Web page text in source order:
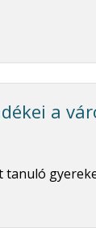
a
tanuló